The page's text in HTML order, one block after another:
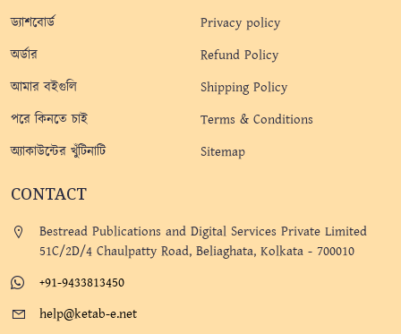
ড্যাশবোর্ড
অর্ডার
আমার বইগুলি
পরে কিনতে চাই
অ্যাকাউন্টের খুঁটিনাটি
Privacy policy
Refund Policy
Shipping Policy
Terms & Conditions
Sitemap
CONTACT
Bestread Publications and Digital Services Private Limited
51C/2D/4 Chaulpatty Road, Beliaghata, Kolkata - 700010
+91-9433813450
help@ketab-e.net